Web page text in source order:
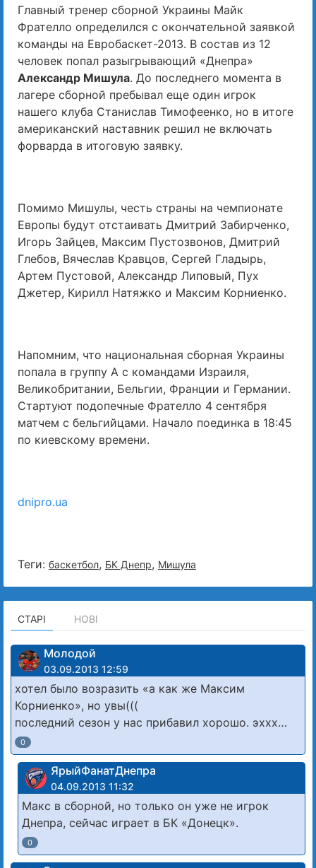
Главный тренер сборной Украины Майк
Фрателло определился с окончательной заявкой
команды на Евробаскет-2013. В состав из 12
человек попал разыгрывающий «Днепра»
Александр Мишула. До последнего момента в
лагере сборной пребывал еще один игрок
нашего клуба Станислав Тимофеенко, но в итоге
американский наставник решил не включать
форварда в итоговую заявку.
Помимо Мишулы, честь страны на чемпионате
Европы будут отстаивать Дмитрий Забирченко,
Игорь Зайцев, Максим Пустозвонов, Дмитрий
Глебов, Вячеслав Кравцов, Сергей Гладырь,
Артем Пустовой, Александр Липовый, Пух
Джетер, Кирилл Натяжко и Максим Корниенко.
Напомним, что национальная сборная Украины
попала в группу А с командами Израиля,
Великобритании, Бельгии, Франции и Германии.
Стартуют подопечные Фрателло 4 сентября
матчем с бельгийцами. Начало поединка в 18:45
по киевскому времени.
dnipro.ua
Теги: баскетбол, БК Днепр, Мишула
СТАРІ НОВІ
Молодой
03.09.2013 12:59
хотел было возразить «а как же Максим
Корниенко», но увы(((
последний сезон у нас прибавил хорошо. эххх…
0
ЯрыйФанатДнепра
04.09.2013 11:32
Макс в сборной, но только он уже не игрок
Днепра, сейчас играет в БК «Донецк».
0